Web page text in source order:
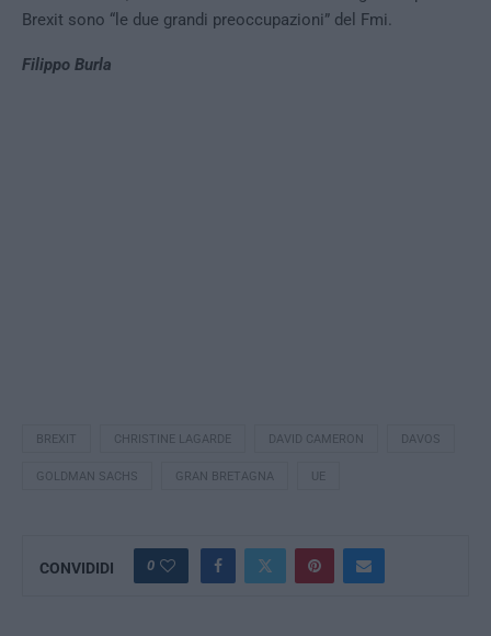
Brexit sono “le due grandi preoccupazioni” del Fmi.
Filippo Burla
BREXIT CHRISTINE LAGARDE DAVID CAMERON DAVOS
GOLDMAN SACHS GRAN BRETAGNA UE
CONVIDIDI 0